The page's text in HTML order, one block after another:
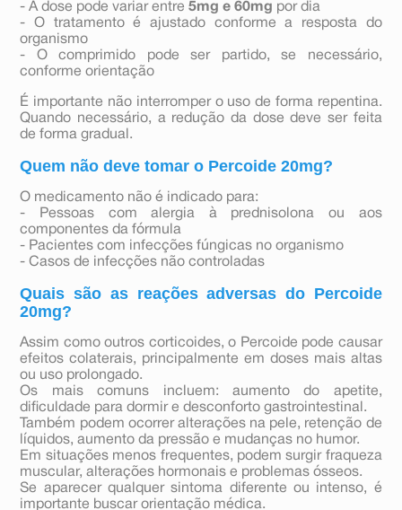
- A dose pode variar entre5mg e 60mg por dia
- O tratamento é ajustado conforme a resposta do
organismo
- O comprimido pode ser partido, se necessário,
conforme orientação
É importante não interromper o uso de forma repentina.
Quando necessário, a redução da dose deve ser feita
de forma gradual.
Quem não deve tomar o Percoide 20mg?
O medicamento não é indicado para:
- Pessoas com alergia à prednisolona ou aos
componentes da fórmula
- Pacientes com infecções fúngicas no organismo
- Casos de infecções não controladas
Quais são as reações adversas do Percoide
20mg?
Assim como outros corticoides, o Percoide pode causar
efeitos colaterais, principalmente em doses mais altas
ou uso prolongado.
Os mais comuns incluem: aumento do apetite,
dificuldade para dormir e desconforto gastrointestinal.
Também podem ocorrer alterações na pele, retenção de
líquidos, aumento da pressão e mudanças no humor.
Em situações menos frequentes, podem surgir fraqueza
muscular, alterações hormonais e problemas ósseos.
Se aparecer qualquer sintoma diferente ou intenso, é
importante buscar orientação médica.